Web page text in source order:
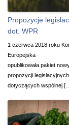
Propozycje
dot. WPR
1 czerwca 2018 roku
Europejska
opublikowała pakiet
propozycji legislacyjnych,
dotyczących wspólnej